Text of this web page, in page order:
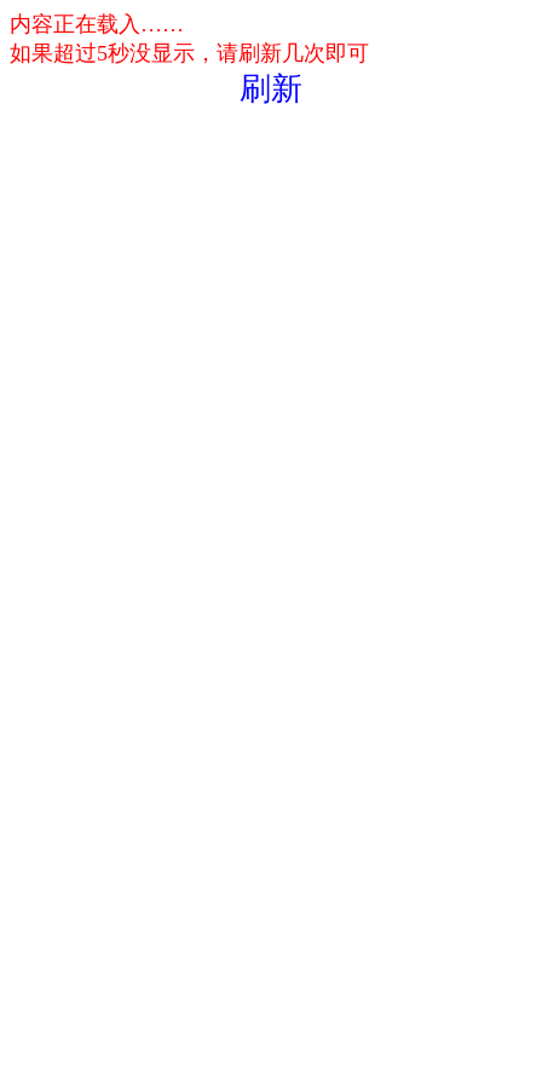
内容正在载入……
如果超过5秒没显示，请刷新几次即可
刷新